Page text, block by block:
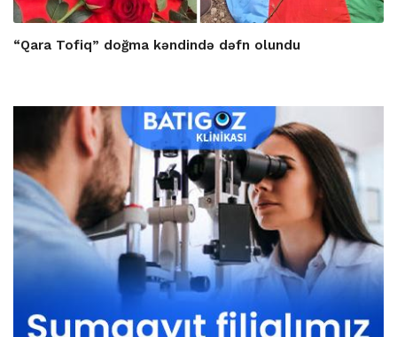
“Qara Tofiq” doğma kəndində dəfn olundu